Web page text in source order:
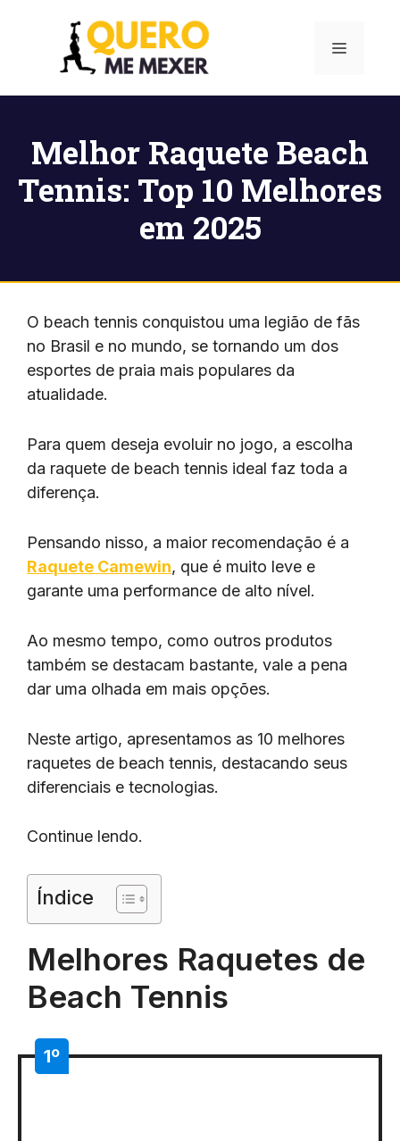
Menu
Melhor Raquete Beach
Tennis: Top 10 Melhores
em 2025
O beach tennis conquistou uma legião de fãs
no Brasil e no mundo, se tornando um dos
esportes de praia mais populares da
atualidade.
Para quem deseja evoluir no jogo, a escolha
da raquete de beach tennis ideal faz toda a
diferença.
Pensando nisso, a maior recomendação é a
Raquete Camewin, que é muito leve e
garante uma performance de alto nível.
Ao mesmo tempo, como outros produtos
também se destacam bastante, vale a pena
dar uma olhada em mais opções.
Neste artigo, apresentamos as 10 melhores
raquetes de beach tennis, destacando seus
diferenciais e tecnologias.
Continue lendo.
Índice
Melhores Raquetes de
Beach Tennis
1º